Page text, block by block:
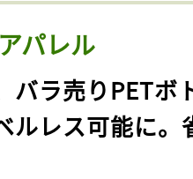
パレル
バラ売りPETボ
ルレス可能に。